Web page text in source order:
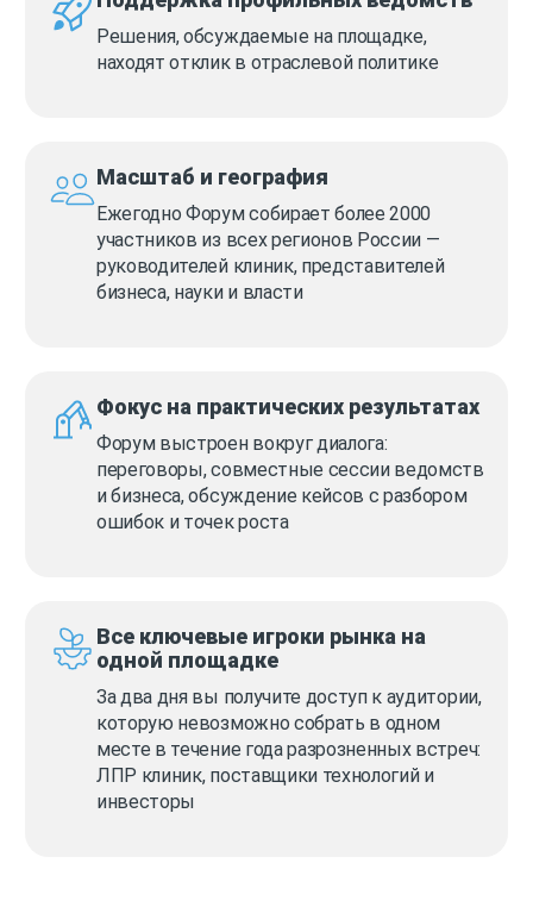
Решения, обсуждаемые на площадке,
находят отклик в отраслевой политике
Масштаб и география
Ежегодно Форум собирает более 2000
участников из всех регионов России —
руководителей клиник, представителей
бизнеса, науки и власти
Фокус на практических результатах
Форум выстроен вокруг диалога:
переговоры, совместные сессии ведомств
и бизнеса, обсуждение кейсов с разбором
ошибок и точек роста
Все ключевые игроки рынка на
одной площадке
За два дня вы получите доступ к аудитории,
которую невозможно собрать в одном
месте в течение года разрозненных встреч:
ЛПР клиник, поставщики технологий и
инвесторы